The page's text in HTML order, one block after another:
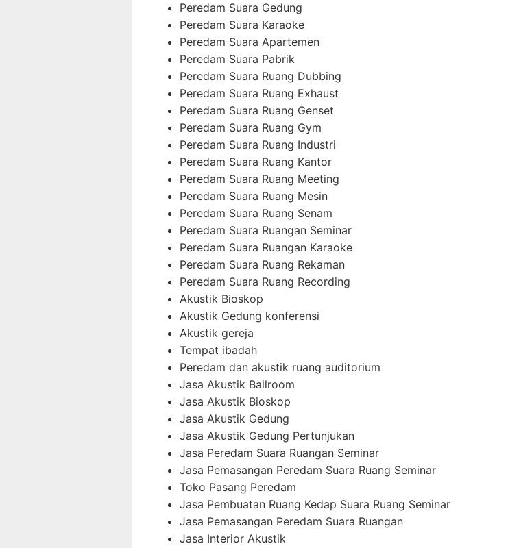
Peredam Suara Gedung
Peredam Suara Karaoke
Peredam Suara Apartemen
Peredam Suara Pabrik
Peredam Suara Ruang Dubbing
Peredam Suara Ruang Exhaust
Peredam Suara Ruang Genset
Peredam Suara Ruang Gym
Peredam Suara Ruang Industri
Peredam Suara Ruang Kantor
Peredam Suara Ruang Meeting
Peredam Suara Ruang Mesin
Peredam Suara Ruang Senam
Peredam Suara Ruangan Seminar
Peredam Suara Ruangan Karaoke
Peredam Suara Ruang Rekaman
Peredam Suara Ruang Recording
Akustik Bioskop
Akustik Gedung konferensi
Akustik gereja
Tempat ibadah
Peredam dan akustik ruang auditorium
Jasa Akustik Ballroom
Jasa Akustik Bioskop
Jasa Akustik Gedung
Jasa Akustik Gedung Pertunjukan
Jasa Peredam Suara Ruangan Seminar
Jasa Pemasangan Peredam Suara Ruang Seminar
Toko Pasang Peredam
Jasa Pembuatan Ruang Kedap Suara Ruang Seminar
Jasa Pemasangan Peredam Suara Ruangan
Jasa Interior Akustik